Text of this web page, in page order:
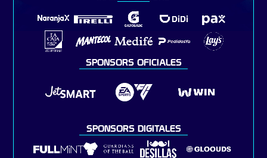
SPONSORS OFICIALES
SPONSORS DIGITALES